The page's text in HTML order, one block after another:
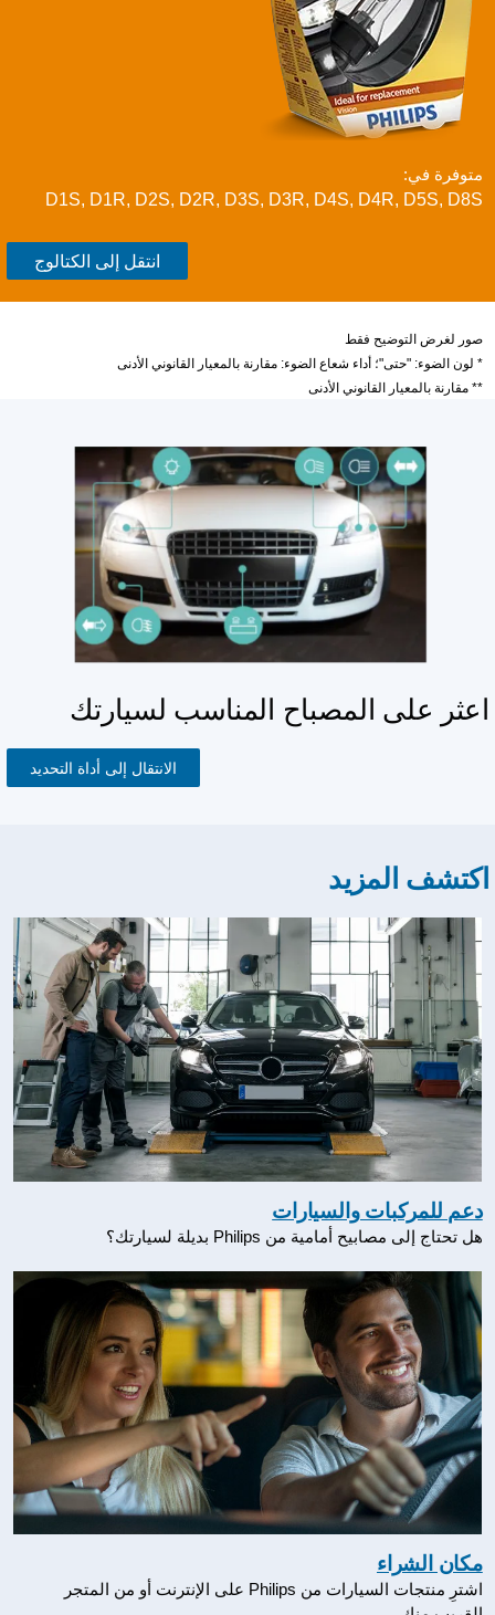
متوفرة في:
D1S, D1R, D2S, D2R, D3S, D3R, D4S, D4R, D5S, D8S
انتقل إلى الكتالوج
صور لغرض التوضيح فقط
* لون الضوء: "حتى"؛ أداء شعاع الضوء: مقارنة بالمعيار القانوني الأدنى
** مقارنة بالمعيار القانوني الأدنى
على المصباح المناسب لسيارتك
الانتقال إلى أداة التحديد
المزيد
دعم للمركبات والسيارات
هل تحتاج إلى مصابيح أمامية من Philips بديلة لسيارتك؟
مكان الشراء
اشترِ منتجات السيارات من Philips على الإنترنت أو من المتجر